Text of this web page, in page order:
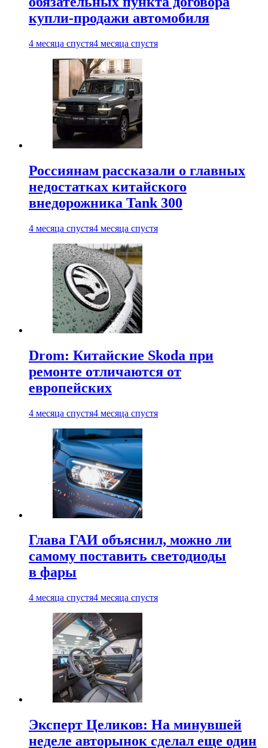
купли-продажи автомобиля
4 месяца спустя4 месяца спустя
Россиянам рассказали о главных
недостатках китайского
внедорожника Tank 300
4 месяца спустя4 месяца спустя
Drom: Китайские Skoda при
ремонте отличаются от
европейских
4 месяца спустя4 месяца спустя
Глава ГАИ объяснил, можно ли
самому поставить светодиоды
в фары
4 месяца спустя4 месяца спустя
Эксперт Целиков: На минувшей
неделе авторынок сделал еще один